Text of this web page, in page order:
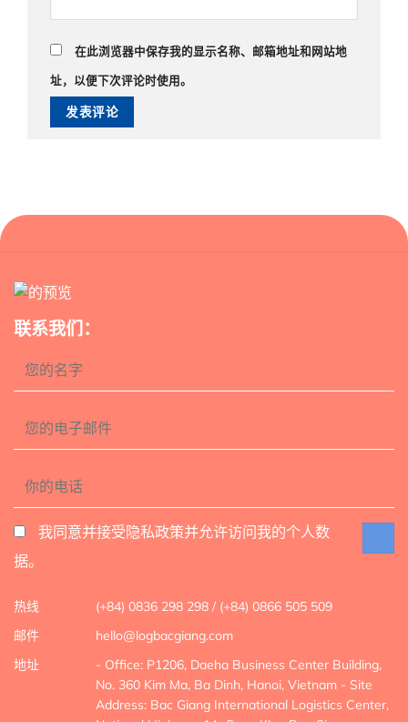
在此浏览器中保存我的显示名称、邮箱地址和网站地
址，以便下次评论时使用。
联系我们：
我同意并接受隐私政策并允许访问我的个人数
据。
热线
(+84) 0836 298 298 / (+84) 0866 505 509
邮件
hello@logbacgiang.com
地址
- Office: P1206, Daeha Business Center Building,
No. 360 Kim Ma, Ba Dinh, Hanoi, Vietnam - Site
Address: Bac Giang International Logistics Center,